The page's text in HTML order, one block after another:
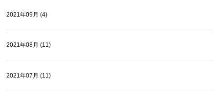
2021年09月 (4)
2021年08月 (11)
2021年07月 (11)